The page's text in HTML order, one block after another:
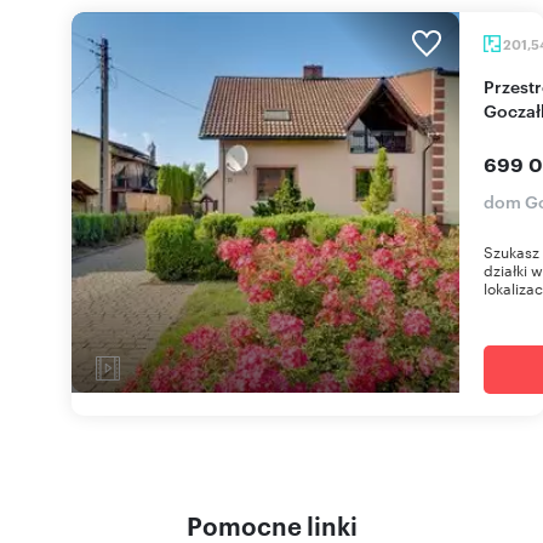
Przestronny dom z dużą działką w
699
dom
działki
Pomocne linki